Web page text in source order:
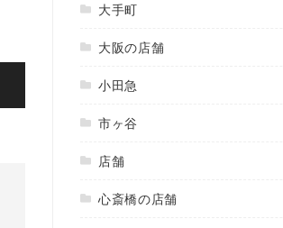
大手町
大阪の店舗
小田急
市ヶ谷
店舗
心斎橋の店舗